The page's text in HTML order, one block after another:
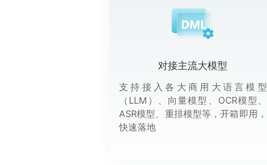
对接主流大模型
支持接入各大商用大语言模型
（LLM）、向量模型、OCR模型、
ASR模型、重排模型等，开箱即用，
快速落地